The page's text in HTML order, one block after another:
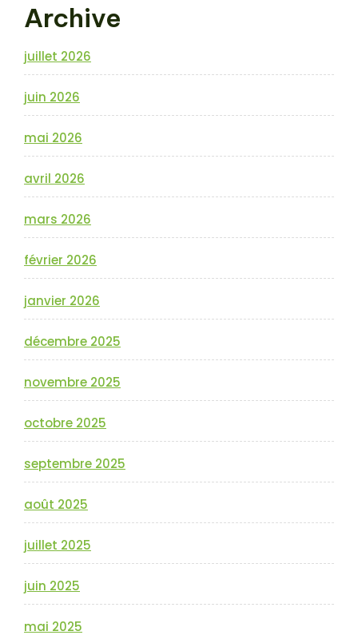
Archive
juillet 2026
juin 2026
mai 2026
avril 2026
mars 2026
février 2026
janvier 2026
décembre 2025
novembre 2025
octobre 2025
septembre 2025
août 2025
juillet 2025
juin 2025
mai 2025